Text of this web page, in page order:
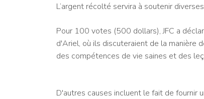
L’argent récolté servira à soutenir
Pour 100 votes (500 dollars), JFC a
d'Ariel, où ils discuteraient de la manière
des compétences de vie saines et des
D'autres causes incluent le fait de fournir